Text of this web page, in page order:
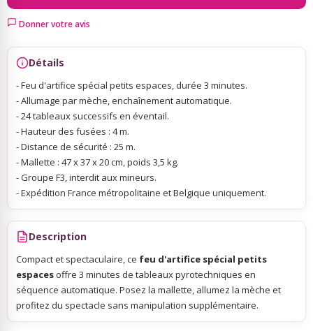
Scrapbooking, Loisirs Créatifs
Donner votre avis
Détails
- Feu d'artifice spécial petits espaces, durée 3 minutes.
- Allumage par mèche, enchaînement automatique.
- 24 tableaux successifs en éventail.
- Hauteur des fusées : 4 m.
- Distance de sécurité : 25 m.
- Mallette : 47 x 37 x 20 cm, poids 3,5 kg.
- Groupe F3, interdit aux mineurs.
- Expédition France métropolitaine et Belgique uniquement.
Description
Compact et spectaculaire, ce feu d'artifice spécial petits
espaces offre 3 minutes de tableaux pyrotechniques en
séquence automatique. Posez la mallette, allumez la mèche et
profitez du spectacle sans manipulation supplémentaire.